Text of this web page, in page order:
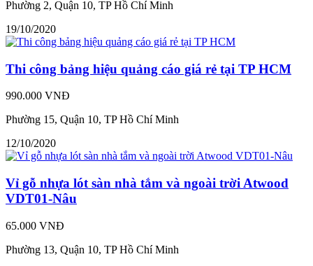
Phường 2, Quận 10, TP Hồ Chí Minh
19/10/2020
Thi công bảng hiệu quảng cáo giá rẻ tại TP HCM
990.000 VNĐ
Phường 15, Quận 10, TP Hồ Chí Minh
12/10/2020
Vỉ gỗ nhựa lót sàn nhà tắm và ngoài trời Atwood
VDT01-Nâu
65.000 VNĐ
Phường 13, Quận 10, TP Hồ Chí Minh